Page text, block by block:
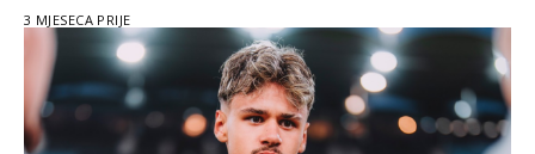
3 MJESECA PRIJE